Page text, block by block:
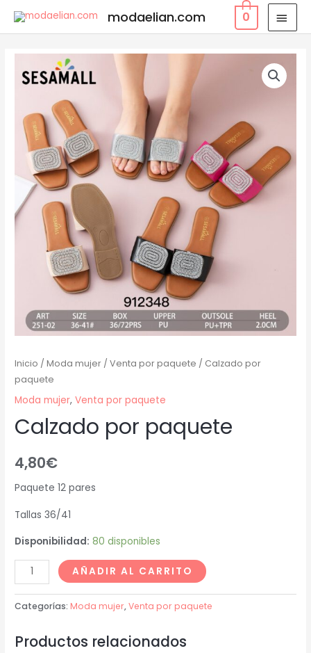
modaelian.com 0
Inicio /Moda mujer /Venta por paquete / Calzado por
paquete
Moda mujer,Venta por paquete
Calzado por paquete
4,80€
Paquete 12 pares
Tallas 36/41
Disponibilidad: 80 disponibles
AÑADIR AL CARRITO
Categorías: Moda mujer,Venta por paquete
Productos relacionados